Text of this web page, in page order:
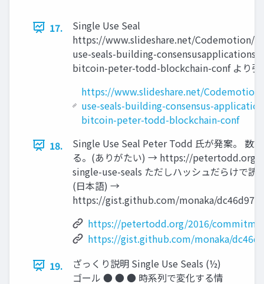
17.
Single Use Seal
https://www.slideshare.net/Codemotion/
use-seals-building-consensusapplications-
bitcoin-peter-todd-blockchain-conf より引
https://www.slideshare.net/
use-seals-building-consensus-
bitcoin-peter-todd-blockchain-conf
18.
Single Use Seal Peter Todd 氏が発案。 数
る。(ありがたい) → https://
single-use-seals ただしハッシュだらけで読
(日本語) →
https://gist.github.com/monaka/
https://petertodd.org/2016/
https://gist.github.com/monaka/
19.
ざっくり説明 Single Use Seals (½)
ゴール ● ● ● 時系列で変化する情